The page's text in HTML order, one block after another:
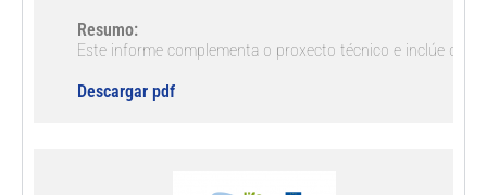
Resumo:
Este informe complementa o proxecto técnico e inclúe os
Descargar pdf